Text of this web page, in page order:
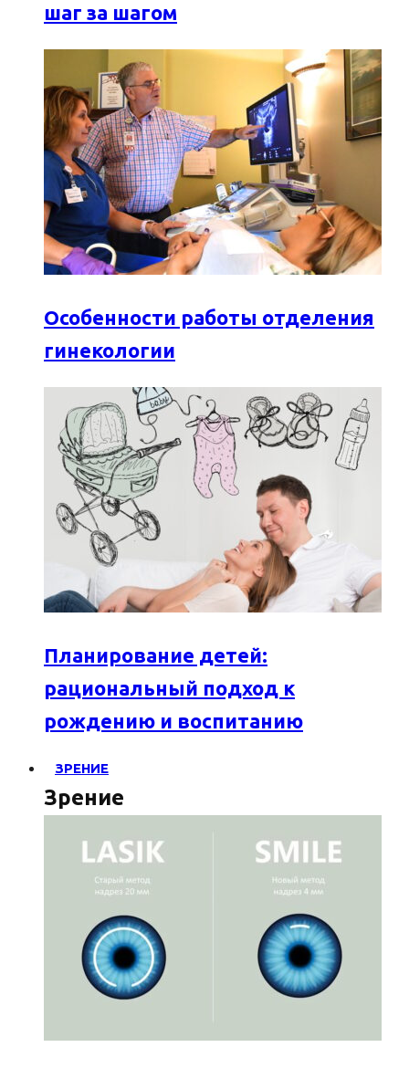
шаг за шагом
Особенности работы отделения
гинекологии
Планирование детей:
рациональный подход к
рождению и воспитанию
ЗРЕНИЕ
Зрение